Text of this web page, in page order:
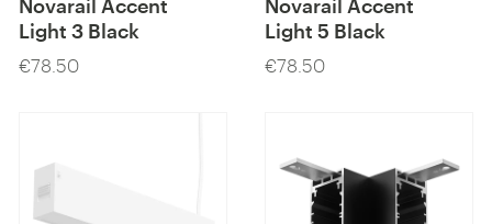
Novarail Accent
Light 3 Black
Preis
€78.50
Novarail Accent
Light 5 Black
Preis
€78.50